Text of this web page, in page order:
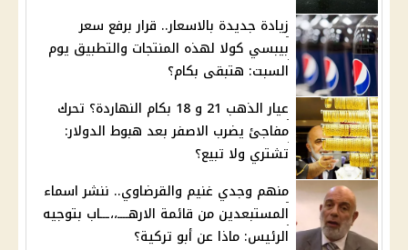
زيادة جديدة بالاسعار.. قرار برفع سعر
بيبسي كولا لهذه المنتجات والتطبيق يوم
السبت: هتبقى بكام؟
عيار الذهب 21 و 18 بكام النهاردة؟ تحرك
مفاجئ يضرب الاصفر بعد هبوط الدولار:
تشتري ولا تبيع؟
منهم وجدي غنيم والقرضاوي.. ننشر اسماء
المستبعدين من قائمة الارهــــ،،ـــاب بتوجيه
الرئيس: ماذا عن أبو تركية؟